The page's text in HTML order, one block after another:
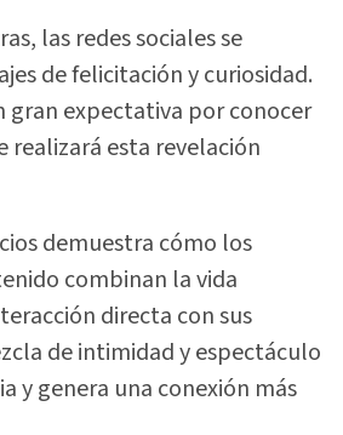
las redes sociales se
de felicitación y curiosidad.
gran expectativa por conocer
realizará esta revelación
demuestra cómo los
combinan la vida
directa con sus
de intimidad y espectáculo
y genera una conexión más